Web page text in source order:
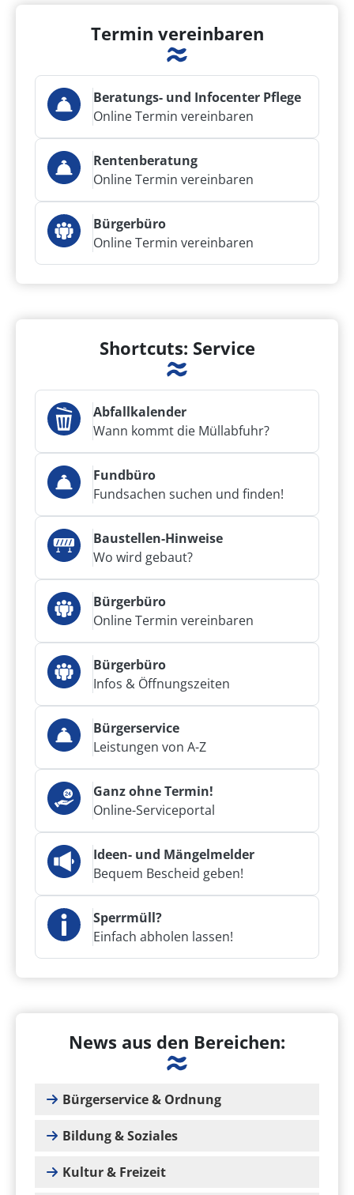
Termin vereinbaren
Beratungs- und Infocenter Pflege
Online Termin vereinbaren
Rentenberatung
Online Termin vereinbaren
Bürgerbüro
Online Termin vereinbaren
Shortcuts: Service
Abfallkalender
Wann kommt die Müllabfuhr?
Fundbüro
Fundsachen suchen und finden!
Baustellen-Hinweise
Wo wird gebaut?
Bürgerbüro
Online Termin vereinbaren
Bürgerbüro
Infos & Öffnungszeiten
Bürgerservice
Leistungen von A-Z
Ganz ohne Termin!
Online-Serviceportal
Ideen- und Mängelmelder
Bequem Bescheid geben!
Sperrmüll?
Einfach abholen lassen!
News aus den Bereichen:
Bürgerservice & Ordnung
Bildung & Soziales
Kultur & Freizeit